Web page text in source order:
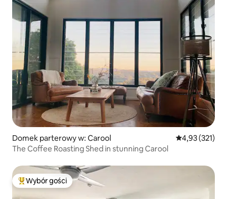
Domek parterowy w: Carool Średnia
4,93 (321)
The Coffee Roasting Shed in stunning Carool
Najpopularniejsze z kategorii Wybór gości
Wybór gości